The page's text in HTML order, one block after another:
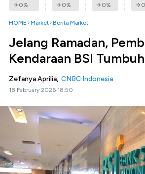
0% 0% 0% 0
HOME Market Berita Market
Jelang Ramadan,
Kendaraan BSI
Zefanya Aprilia, CNBC Indonesia
18 February 2026 18:50